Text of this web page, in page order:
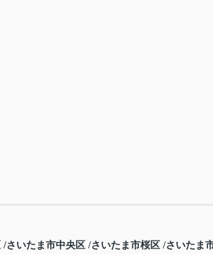
さいたま市中央区 さいたま市桜区 さいたま